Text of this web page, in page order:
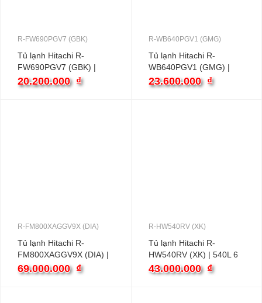
R-FW690PGV7 (GBK)
Tủ lạnh Hitachi R-
FW690PGV7 (GBK) |
540L 4 cánh inverter
20.200.000 ₫
R-WB640PGV1 (GMG)
Tủ lạnh Hitachi R-
WB640PGV1 (GMG) |
569L 4 cánh inverter
23.600.000 ₫
R-FM800XAGGV9X (DIA)
Tủ lạnh Hitachi R-
FM800XAGGV9X (DIA) |
569L 3 cánh inverter
69.000.000 ₫
R-HW540RV (XK)
Tủ lạnh Hitachi R-
HW540RV (XK) | 540L 6
cánh inverter
43.000.000 ₫